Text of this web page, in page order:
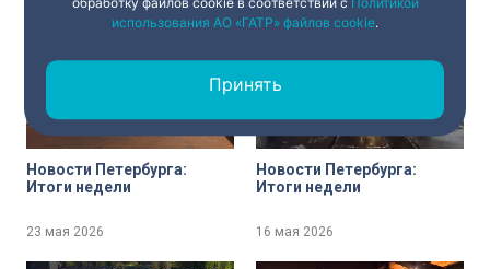
Новости Петербурга:
Итоги недели
23 мая 2026
Новости Петербурга:
Итоги недели
16 мая 2026
использования АО «ГАТР» файлов cookie.
Принять